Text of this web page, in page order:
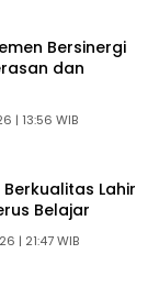
Bersinergi
dan
| 13:56 WIB
Lahir
Belajar
| 21:47 WIB